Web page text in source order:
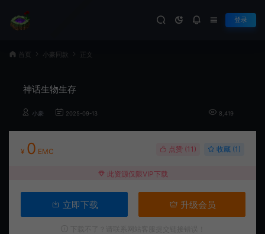
登录
首页 小豪同款 正文
神话生物生存
小豪 2025-09-13 8,419
¥ 0 EMC 点赞 (11 ) 收藏 (1)
此资源仅限VIP下载
立即下载 升级会员